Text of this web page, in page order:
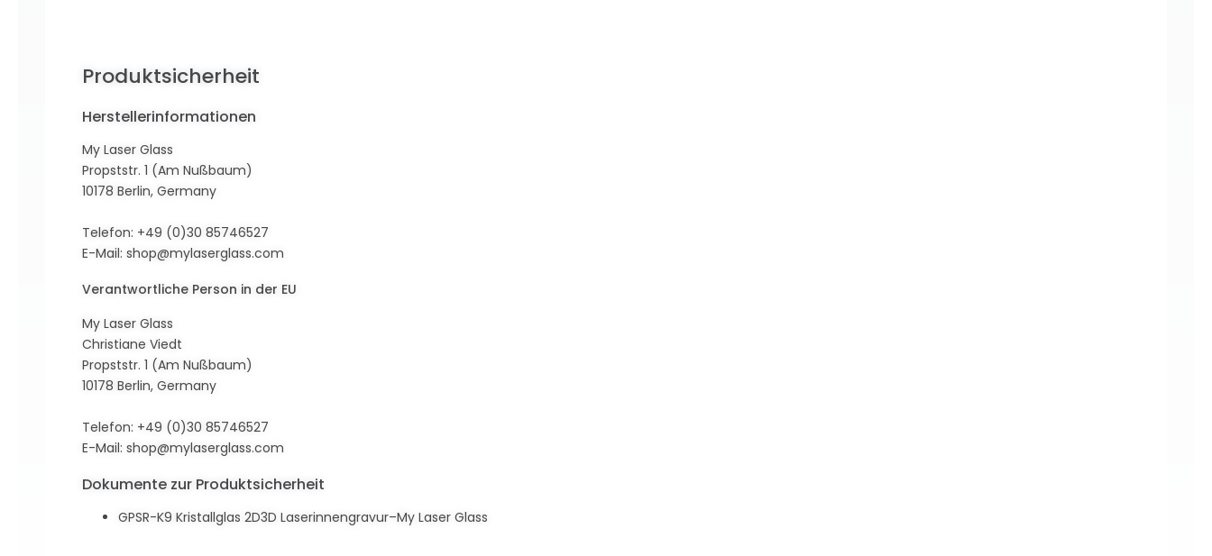
Produktsicherheit
Herstellerinformationen
My Laser Glass
Propststr. 1 (Am Nußbaum)
10178 Berlin, Germany
Telefon: +49 (0)30 85746527
E-Mail: shop@mylaserglass.com
Verantwortliche Person in der EU
My Laser Glass
Christiane Viedt
Propststr. 1 (Am Nußbaum)
10178 Berlin, Germany
Telefon: +49 (0)30 85746527
E-Mail: shop@mylaserglass.com
Dokumente zur Produktsicherheit
GPSR-K9 Kristallglas 2D3D Laserinnengravur–My Laser Glass